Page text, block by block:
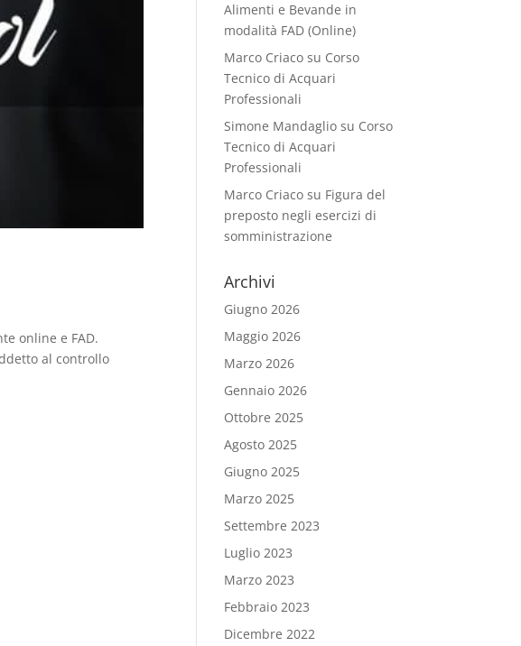
online e FAD.
al controllo
Alimenti e Bevande in
modalità FAD (Online)
Marco Criaco su Corso
Tecnico di Acquari
Professionali
Simone Mandaglio su Corso
Tecnico di Acquari
Professionali
Marco Criaco su Figura del
preposto negli esercizi di
somministrazione
Archivi
Giugno 2026
Maggio 2026
Marzo 2026
Gennaio 2026
Ottobre 2025
Agosto 2025
Giugno 2025
Marzo 2025
Settembre 2023
Luglio 2023
Marzo 2023
Febbraio 2023
Dicembre 2022